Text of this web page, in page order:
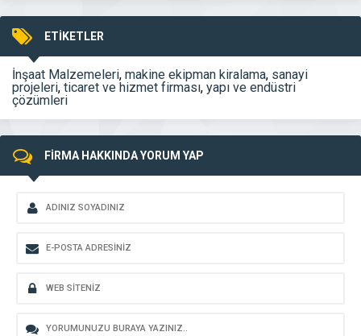
ETİKETLER
İnşaat Malzemeleri, makine ekipman kiralama, sanayi
projeleri, ticaret ve hizmet firması, yapı ve endüstri
çözümleri
FİRMA HAKKINDA YORUM YAP